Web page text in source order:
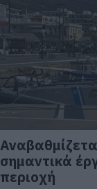
σημαντικά
περιοχή